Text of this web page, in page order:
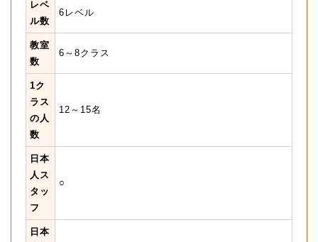
レベ
ル数
6レベル
教室
数
6～8クラス
1ク
ラス
の人
数
12～15名
日本
人ス
タッ
フ
○
日本